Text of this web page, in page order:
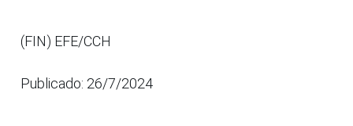
(FIN) EFE/CCH
Publicado: 26/7/2024